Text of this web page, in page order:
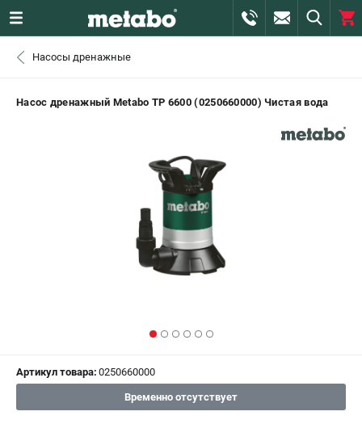
)
ВХОД ИЛИ РЕГИСТРАЦИЯ
ЗАКАЗАТЬ ЗАПЧАСТЬ
+7 (911) 360-06-14 | +7 (8112) 59-10-67
0 ₽
Насосы дренажные
Насос дренажный Metabo TP 6600 (0250660000) Чистая вода
Артикул товара: 0250660000
Временно отсутствует